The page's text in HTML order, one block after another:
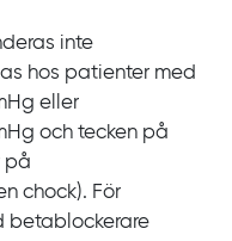
inte
hos patienter med
eller
och tecken på
på
chock). För
betablockerare